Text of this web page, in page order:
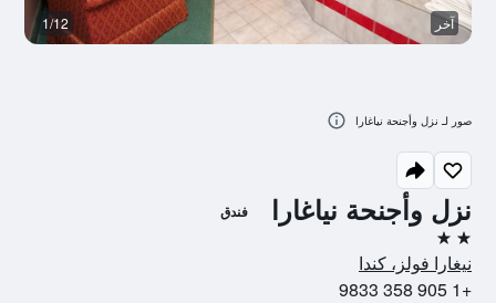
نزل وأجنحة نياغارا فندق
2 نجمتين
نيغارا فولز، كندا
+1 905 358 9833
آخر 1/12
صور لـ نزل وأجنحة نياغارا